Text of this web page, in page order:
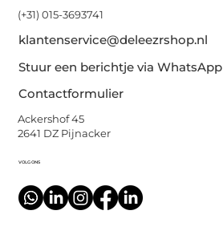
(+31) 015-3693741
klantenservice@deleezrshop.nl
Stuur een berichtje via WhatsApp
Contactformulier
Ackershof 45
2641 DZ Pijnacker
VOLG ONS